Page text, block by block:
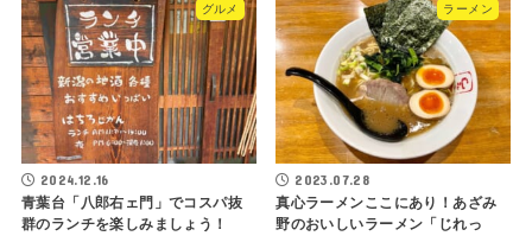
グルメ
2024.12.16
青葉台「八郎右ェ門」でコスパ抜
群のランチを楽しみましょう！
ラーメン
2023.07.28
真心ラーメンここにあり！あざみ
野のおいしいラーメン「じれっ